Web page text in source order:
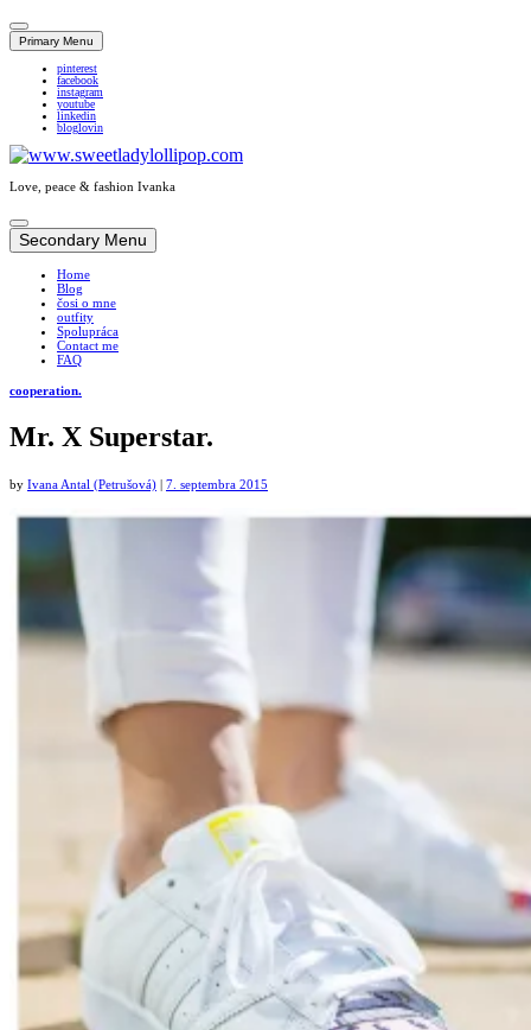
Primary Menu
pinterest
facebook
instagram
youtube
linkedin
bloglovin
Love, peace & fashion Ivanka
Skip
to
content
Secondary Menu
Home
Blog
čosi o mne
outfity
Spolupráca
Contact me
FAQ
cooperation.
Mr. X Superstar.
by Ivana Antal (Petrušová) 7. septembra 2015